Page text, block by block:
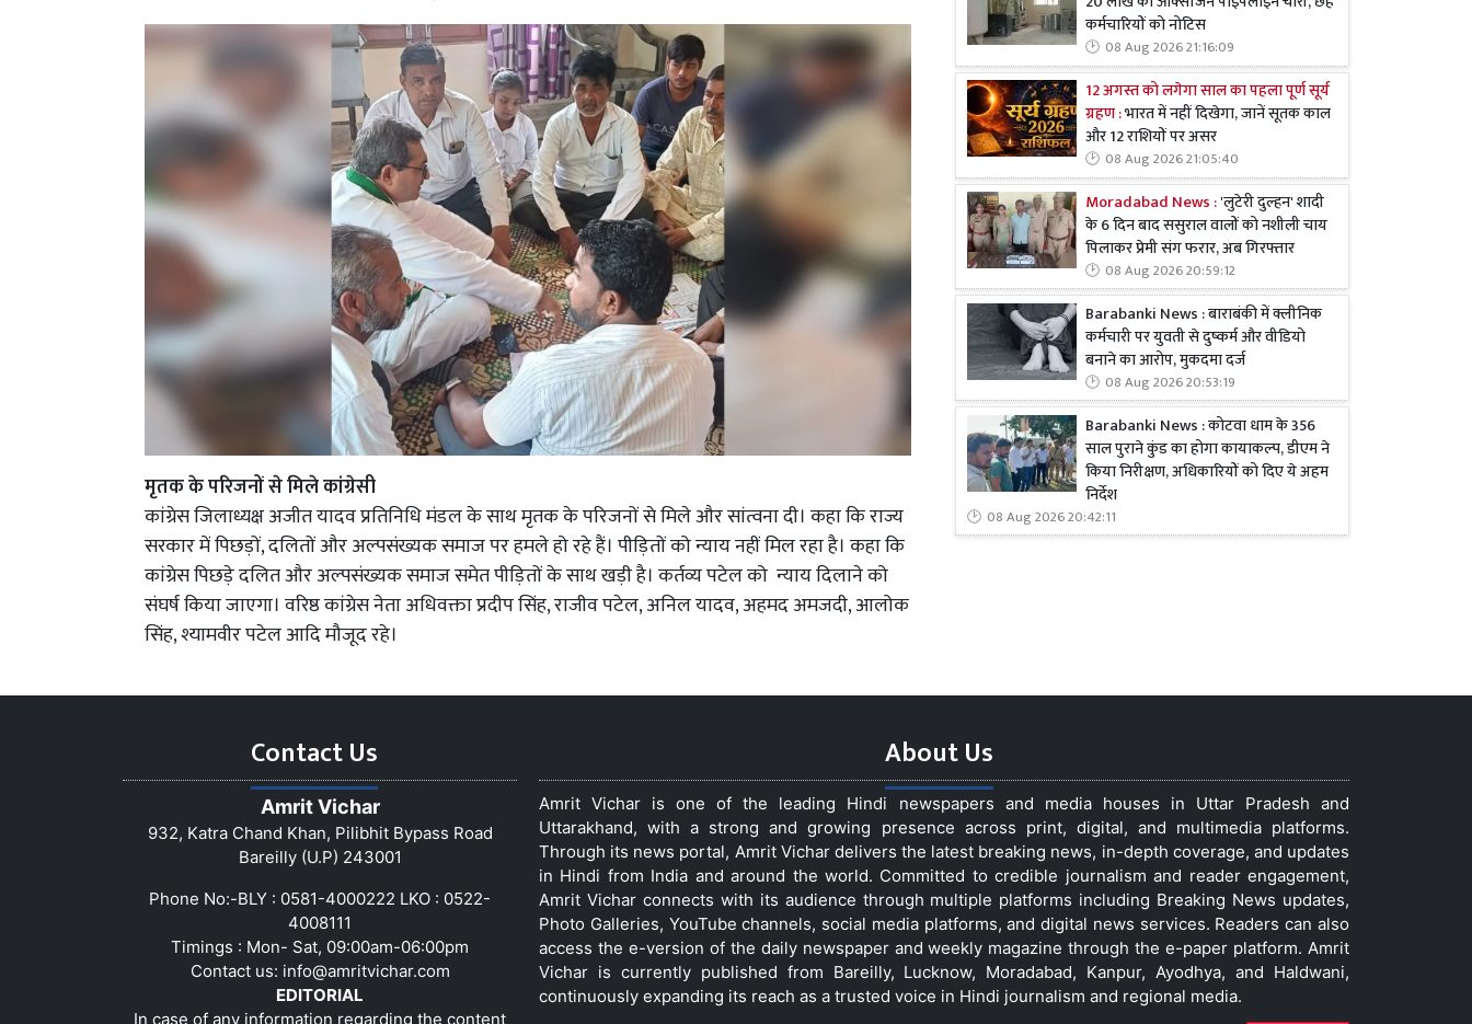
मृतक के परिजनों से मिले कांग्रेसी
कांग्रेस जिलाध्यक्ष अजीत यादव प्रतिनिधि मंडल के साथ मृतक के परिजनों से मिले और सांत्वना दी। कहा कि राज्य
सरकार में पिछड़ों, दलितों और अल्पसंख्यक समाज पर हमले हो रहे हैं। पीड़ितों को न्याय नहीं मिल रहा है। कहा कि
कांग्रेस पिछड़े दलित और अल्पसंख्यक समाज समेत पीड़ितों के साथ खड़ी है। कर्तव्य पटेल को न्याय दिलाने को
संघर्ष किया जाएगा। वरिष्ठ कांग्रेस नेता अधिवक्ता प्रदीप सिंह, राजीव पटेल, अनिल यादव, अहमद अमजदी, आलोक
सिंह, श्यामवीर पटेल आदि मौजूद रहे।
कर्मचारियों को नोटिस
08 Aug 2026 21:16:09
12 अगस्त को लगेगा साल का पहला पूर्ण सूर्य
ग्रहण :भारत में नहीं दिखेगा, जानें सूतक काल
और 12 राशियों पर असर
08 Aug 2026 21:05:40
Moradabad News :'लुटेरी दुल्हन' शादी
के 6 दिन बाद ससुराल वालों को नशीली चाय
पिलाकर प्रेमी संग फरार, अब गिरफ्तार
08 Aug 2026 20:59:12
Barabanki News : बाराबंकी में क्लीनिक
कर्मचारी पर युवती से दुष्कर्म और वीडियो
बनाने का आरोप, मुकदमा दर्ज
08 Aug 2026 20:53:19
Barabanki News : कोटवा धाम के 356
साल पुराने कुंड का होगा कायाकल्प, डीएम ने
किया निरीक्षण, अधिकारियों को दिए ये अहम
निर्देश
08 Aug 2026 20:42:11
Contact Us
Amrit Vichar
932, Katra Chand Khan, Pilibhit Bypass Road
Bareilly (U.P) 243001
Phone No:-BLY : 0581-4000222 LKO : 0522-
4008111
Timings : Mon- Sat, 09:00am-06:00pm
Contact us: info@amritvichar.com
EDITORIAL
In case of any information regarding the content
About Us
Amrit Vichar is one of the leading Hindi newspapers and media houses in Uttar Pradesh and
Uttarakhand, with a strong and growing presence across print, digital, and multimedia platforms.
Through its news portal, Amrit Vichar delivers the latest breaking news, in-depth coverage, and updates
in Hindi from India and around the world. Committed to credible journalism and reader engagement,
Amrit Vichar connects with its audience through multiple platforms including Breaking News updates,
Photo Galleries, YouTube channels, social media platforms, and digital news services. Readers can also
access the e-version of the daily newspaper and weekly magazine through the e-paper platform. Amrit
Vichar is currently published from Bareilly, Lucknow, Moradabad, Kanpur, Ayodhya, and Haldwani,
continuously expanding its reach as a trusted voice in Hindi journalism and regional media.